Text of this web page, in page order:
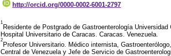
http://orcid.org/0000-0002-6001-2797
1
Residente de Postgrado de Gastroenterología Universidad
Hospital Universitario de Caracas. Caracas. Venezuela.
2
Profesor Universitario. Médico internista,
Central de Venezuela y Jefe de Servicio de